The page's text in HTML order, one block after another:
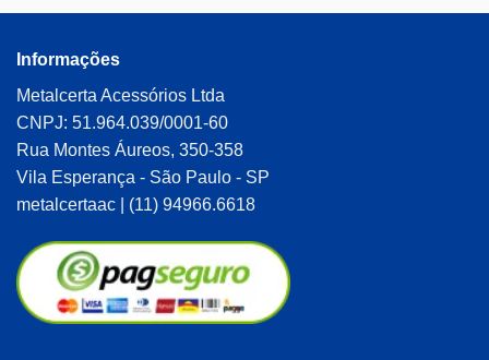
Informações
Metalcerta Acessórios Ltda
CNPJ: 51.964.039/0001-60
Rua Montes Áureos, 350-358
Vila Esperança - São Paulo - SP
metalcertaac | (11) 94966.6618